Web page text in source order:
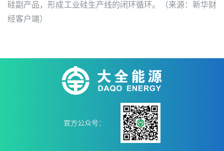
硅副产品，形成工业硅生产线的闭环循环。（来源：新华财
经客户端）
官方公众号：